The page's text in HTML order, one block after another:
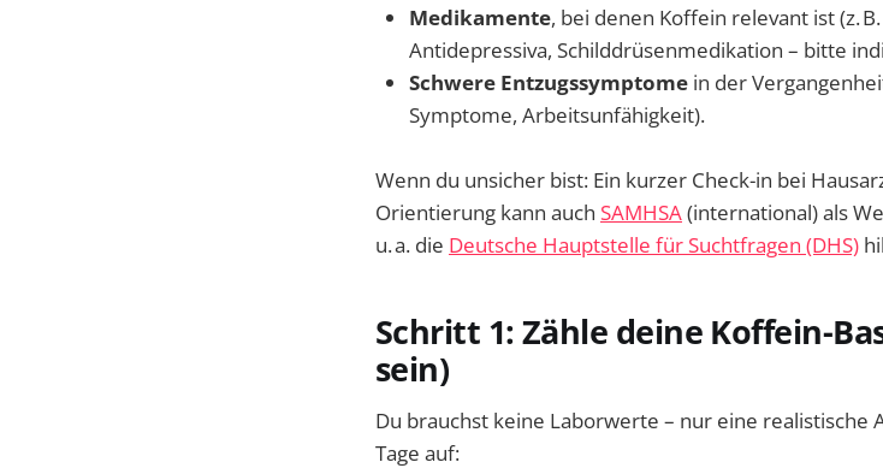
Medikamente, bei denen Koffein relevant ist (z.
Antidepressiva, Schilddrüsenmedikation – bitte
Schwere Entzugssymptome in der
Symptome, Arbeitsunfähigkeit).
Wenn du unsicher bist: Ein kurzer Check-in bei
Orientierung kann auch SAMHSA(international) als
u. a. die Deutsche Hauptstelle für Suchtfragen (DHS)
Schritt 1: Zähle deine Koffein-
sein)
Du brauchst keine Laborwerte – nur eine realistische
Tage auf: